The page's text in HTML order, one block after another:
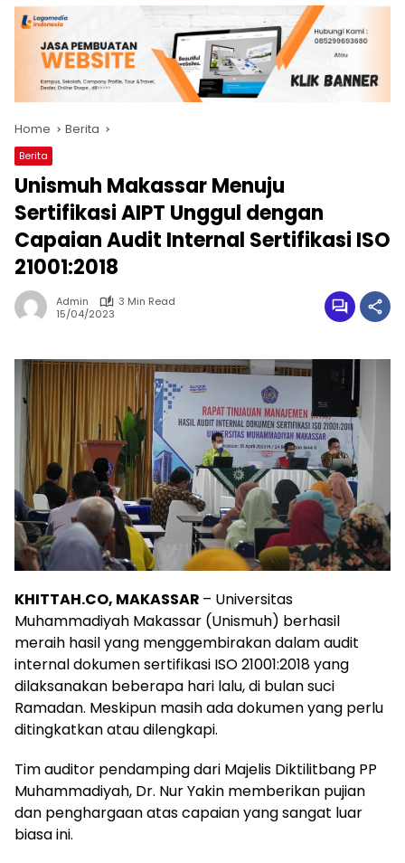
Home Berita
Berita
Unismuh Makassar Menuju
Sertifikasi AIPT Unggul dengan
Capaian Audit Internal Sertifikasi ISO
21001:2018
Admin
3 Min Read
15/04/2023
KHITTAH.CO, MAKASSAR – Universitas
Muhammadiyah Makassar (Unismuh) berhasil
meraih hasil yang menggembirakan dalam audit
internal dokumen sertifikasi ISO 21001:2018 yang
dilaksanakan beberapa hari lalu, di bulan suci
Ramadan. Meskipun masih ada dokumen yang perlu
ditingkatkan atau dilengkapi.
Tim auditor pendamping dari Majelis Diktilitbang PP
Muhammadiyah, Dr. Nur Yakin memberikan pujian
dan penghargaan atas capaian yang sangat luar
biasa ini.